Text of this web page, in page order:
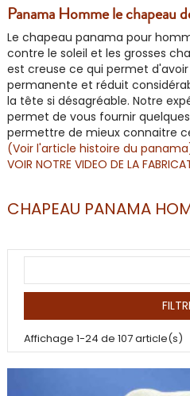
Panama Homme le chapeau
Le chapeau panama pour
contre le soleil et les grosses
est creuse ce qui permet
permanente et réduit
la tête si désagréable. Notre
permet de vous fournir
permettre de mieux connaitre
(Voir l'article histoire du
VOIR NOTRE VIDEO DE LA
CHAPEAU PANAMA
Affichage 1-24 de 107 article(s)